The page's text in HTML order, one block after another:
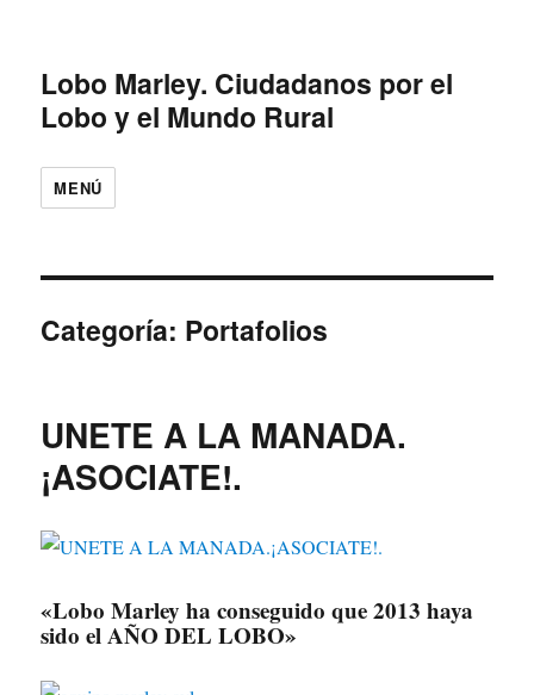
Lobo Marley. Ciudadanos por el
Lobo y el Mundo Rural
MENÚ
Categoría: Portafolios
UNETE A LA MANADA.
¡ASOCIATE!.
«Lobo Marley ha conseguido que 2013 haya
sido el AÑO DEL LOBO»